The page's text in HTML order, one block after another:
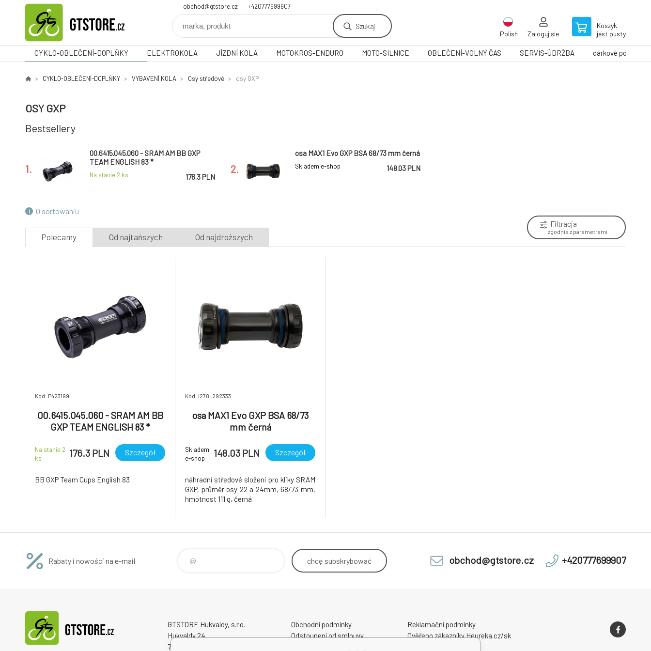
obchod@gtstore.cz +420777699907
Szukaj
Polish Zaloguj sie
Koszyk
jest pusty
CYKLO-OBLEČENÍ-DOPLŇKY ELEKTROKOLA JÍZDNÍ KOLA MOTOKROS-ENDURO MOTO-SILNICE OBLEČENÍ-VOLNÝ ČAS SERVIS-ÚDRŽBA dárkové poukazy
CYKLO-OBLEČENÍ-DOPLŇKY VYBAVENÍ KOLA Osy středové osy GXP
OSY GXP
Bestsellery
1.
00.6415.045.060 - SRAM AM BB GXP
TEAM ENGLISH 83 *
Na stanie 2 ks 176.3 PLN
2.
osa MAX1 Evo GXP BSA 68/73 mm černá
Skladem e-shop 148.03 PLN
O sortowaniu
Polecamy Od najtańszych Od najdroższych
Filtracja
zgodnie z parametrami
Kod: P423199
00.6415.045.060 - SRAM AM BB
GXP TEAM ENGLISH 83 *
Na stanie 2
ks
176.3 PLN Szczegół
BB GXP Team Cups English 83
Kod: i278_292333
osa MAX1 Evo GXP BSA 68/73
mm černá
Skladem
e-shop
148.03 PLN Szczegół
náhradní středové složení pro kliky SRAM
GXP, průměr osy 22 a 24mm, 68/73 mm,
hmotnost 111 g, černá
Rabaty i nowości na e-mail chcę subskrybować obchod@gtstore.cz +420777699907
GTSTORE Hukvaldy, s.r.o.
Hukvaldy 24
73946 Hukvaldy
Obchodní podmínky
Odstoupení od smlouvy
Reklamační podmínky
Ověřeno zákazníky Heureka.cz/sk